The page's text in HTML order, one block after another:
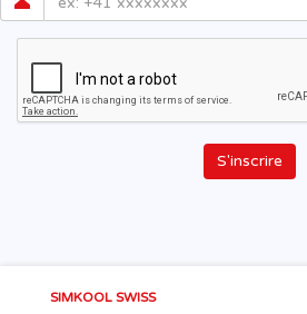
S'inscrire
SIMKOOL SWISS